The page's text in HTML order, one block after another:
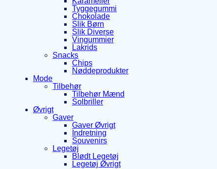
Tyggegummi
Chokolade
Slik Børn
Slik Diverse
Vingummier
Lakrids
Snacks
Chips
Nøddeprodukter
Mode
Tilbehør
Tilbehør Mænd
Solbriller
Øvrigt
Gaver
Gaver Øvrigt
Indretning
Souvenirs
Legetøj
Blødt Legetøj
Legetøj Øvrigt